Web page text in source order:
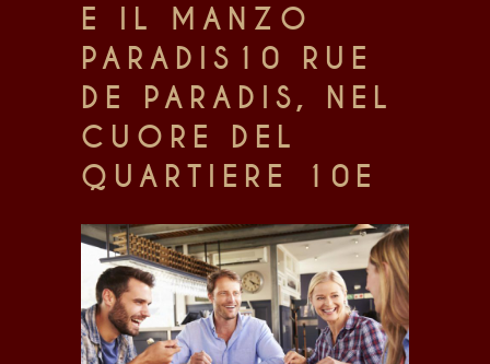
E IL MANZO
PARADIS 10 RUE
DE PARADIS, NEL
CUORE DEL
QUARTIERE
10E